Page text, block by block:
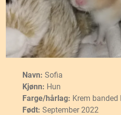
Navn: Sofia
Kjønn: Hun
Farge/hårlag: Krem
Født: September 2022